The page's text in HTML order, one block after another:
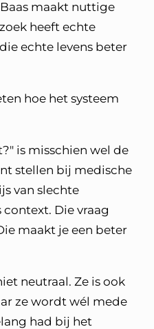
maakt nuttige
heeft echte
echte levens beter
hoe het systeem
is misschien wel de
stellen bij medische
van slechte
Die vraag
maakt je een beter
neutraal. Ze is ook
ze wordt wél mede
had bij het